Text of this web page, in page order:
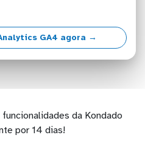
GA4 agora →
da Kondado
por 14 dias!